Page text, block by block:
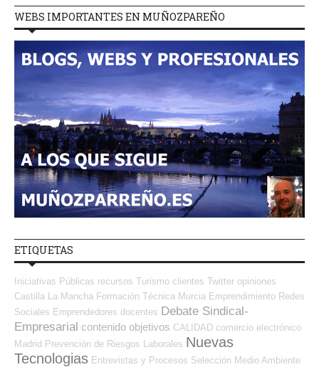
WEBS IMPORTANTES EN MUÑOZPAREÑO
ETIQUETAS
Iniciativas Públicas recursos Turismo clientes Twitter opiniones
Castilla La Mancha Formación Técnica Murcia Emprendimiento Redes
Sociales Emprendedores docentes Debate Sindical-
Empresarial contenido objetivos CALIDAD comercio electrónico
Madrid Prevención de Riesgos Laborales Nuevas
Tecnologias Entrevistas y Procesos Selección Medio Ambiente